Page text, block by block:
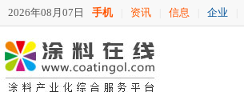
2026年08月07日 手机 资讯 信息 企业